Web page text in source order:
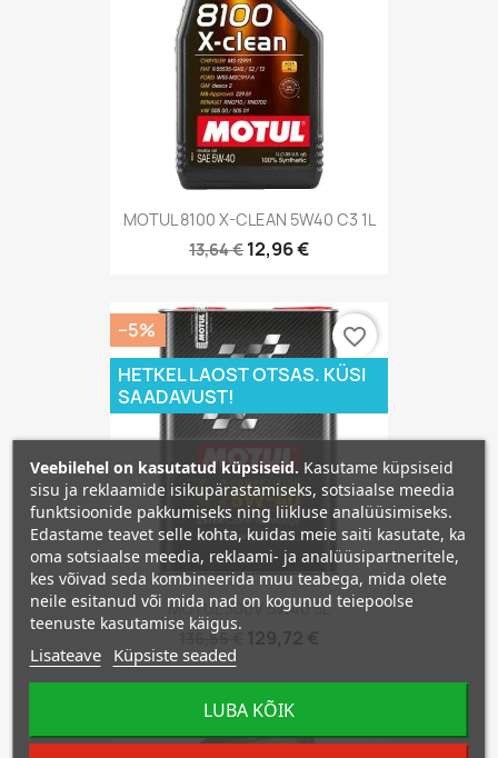
MOTUL 8100 X-CLEAN 5W40 C3 1L
13,64 € 12,96 €
MOTUL 300V 5W40 5L
136,55 €
−5%
HETKEL LAOST OTSAS. KÜSI
SAADAVUST!
favorite_border
Veebilehel on kasutatud küpsiseid. Kasutame küpsiseid
sisu ja reklaamide isikupärastamiseks, sotsiaalse meedia
funktsioonide pakkumiseks ning liikluse analüüsimiseks.
Edastame teavet selle kohta, kuidas meie saiti kasutate, ka
oma sotsiaalse meedia, reklaami- ja analüüsipartneritele,
kes võivad seda kombineerida muu teabega, mida olete
neile esitanud või mida nad on kogunud teiepoolse
teenuste kasutamise käigus.
Lisateave Küpsiste seaded
LUBA KÕIK